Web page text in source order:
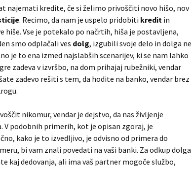
najemati kredite, če si želimo privoščiti novo hišo, nov
. Recimo, da nam je uspelo pridobiti kredit in
hiše. Vse je potekalo po načrtih, hiša je postavljena,
smo odplačali ves dolg, izgubili svoje delo in dolga ne
je to ena izmed najslabših scenarijev, ki se nam lahko
zadeva v izvršbo, na dom prihajaj rubežniki, vendar
zadevo rešiti s tem, da hodite na banko, vendar brez
nikomur, vendar je dejstvo, da nas življenje
podobnih primerih, kot je opisan zgoraj, je
kako je to izvedljivo, je odvisno od primera do
bi vam znali povedati na vaši banki. Za odkup dolga
kaj dedovanja, ali ima vaš partner mogoče službo,